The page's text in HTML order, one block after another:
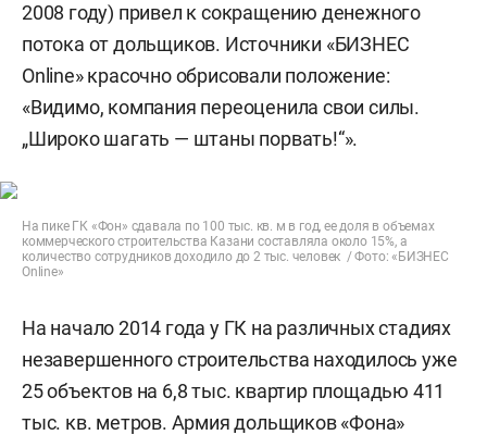
2008 году) привел к сокращению денежного
потока от дольщиков. Источники «БИЗНЕС
Online» красочно обрисовали положение:
«Видимо, компания переоценила свои силы.
„Широко шагать — штаны порвать!“».
На пике ГК «Фон» сдавала по 100 тыс. кв. м в год, ее доля в объемах
коммерческого строительства Казани составляла около 15%, а
количество сотрудников доходило до 2 тыс. человек / Фото: «БИЗНЕС
Online»
На начало 2014 года у ГК на различных стадиях
незавершенного строительства находилось уже
25 объектов на 6,8 тыс. квартир площадью 411
тыс. кв. метров. Армия дольщиков «Фона»